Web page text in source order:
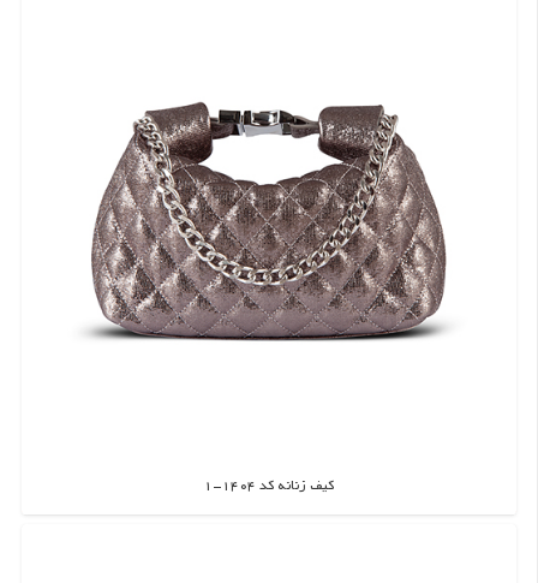
کیف زنانه کد 1404-1
اطلاعات بیشتر